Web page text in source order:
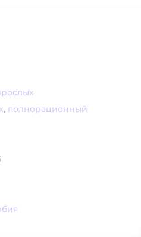
, полнорационный